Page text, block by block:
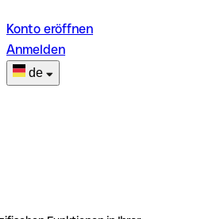
Konto eröffnen
Anmelden
de